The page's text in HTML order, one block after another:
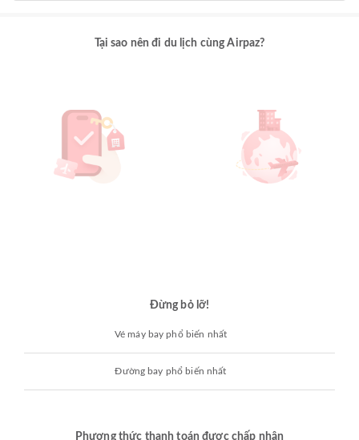
Tại sao nên đi du lịch cùng Airpaz?
Đừng bỏ lỡ!
Vé máy bay phổ biến nhất
Đường bay phổ biến nhất
Phương thức thanh toán được chấp nhận